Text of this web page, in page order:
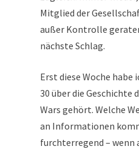
Mitglied der
außer Kontrolle
nächste Schlag.
Erst diese Woche
30 über die Geschichte
Wars gehört. Welche
an Informationen
furchterregend – wenn